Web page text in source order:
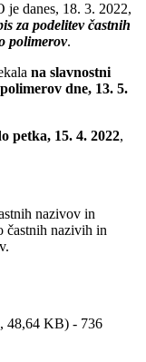
je danes, 18. 3. 2022,
za podelitev častnih
polimerov.
na slavnostni
dne, 13. 5.
petka, 15. 4. 2022,
nazivov in
častnih nazivih in
48,64 KB) - 736